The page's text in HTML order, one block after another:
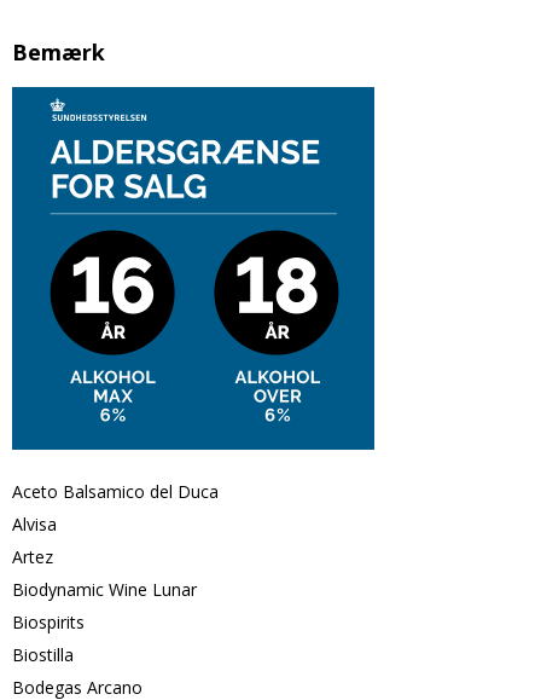
Bemærk
Aceto Balsamico del Duca
Alvisa
Artez
Biodynamic Wine Lunar
Biospirits
Biostilla
Bodegas Arcano